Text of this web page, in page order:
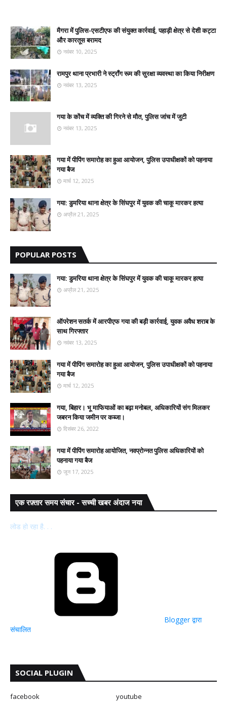
मैगरा में पुलिस-एसटीएफ की संयुक्त कार्रवाई, पहाड़ी क्षेत्र से देशी कट्टा
और कारतूस बरामद
नवंबर 10, 2025
रामपुर थाना प्रभारी ने स्ट्रॉंग रूम की सुरक्षा व्यवस्था का किया निरीक्षण
नवंबर 13, 2025
गया के कोंच में व्यक्ति की गिरने से मौत, पुलिस जांच में जुटी
नवंबर 13, 2025
गया में पीपिंग समारोह का हुआ आयोजन, पुलिस उपाधीक्षकों को पहनाया
गया बैज
मार्च 12, 2025
गया: डुमरिया थाना क्षेत्र के सिंघपुर में युवक की चाकू मारकर हत्या
अप्रैल 21, 2025
POPULAR POSTS
गया: डुमरिया थाना क्षेत्र के सिंघपुर में युवक की चाकू मारकर हत्या
अप्रैल 21, 2025
ऑपरेशन सतर्क में आरपीएफ गया की बड़ी कार्रवाई, युवक अवैध शराब के
साथ गिरफ्तार
नवंबर 13, 2025
गया में पीपिंग समारोह का हुआ आयोजन, पुलिस उपाधीक्षकों को पहनाया
गया बैज
मार्च 12, 2025
गया, बिहार। भू माफियाओं का बढ़ा मनोबल, अधिकारियों संग मिलकर
जबरन किया जमीन पर कब्जा।
दिसंबर 26, 2022
गया में पीपिंग समारोह आयोजित, नवप्रोन्नत पुलिस अधिकारियों को
पहनाया गया बैज
जून 17, 2025
एक रफ़्तार समय संचार - सच्ची खबर अंदाज नया
लोड हो रहा है. . .
Blogger द्वारा
संचालित
SOCIAL PLUGIN
facebook
youtube